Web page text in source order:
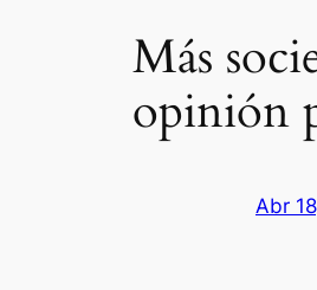
Más
opinión
Abr